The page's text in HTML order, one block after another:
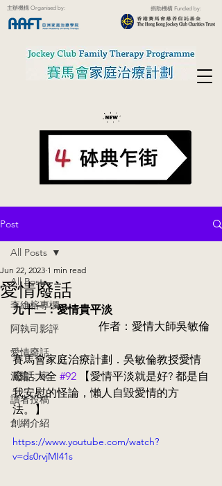
主辦機構 Organised by: 捐助機構 Funded by:
Post
All Posts
李維榕專欄
阿執司影評
愛情廢話
漫畫．家
讀者投稿
創網介紹
All Posts
愛情廢話
Jun 22, 2023 1 min read
九十二：愛情貴平淡
作者：愛情大師吳敏倫
賽馬會家庭治療計劃．吳敏倫教授愛情
廢話大全 #92 【愛情平淡就是好? 都是自
我安慰的怪論，懶人自毀愛情的方
法。】
https://www.youtube.com/watch?
v=ds0rvjMI41s